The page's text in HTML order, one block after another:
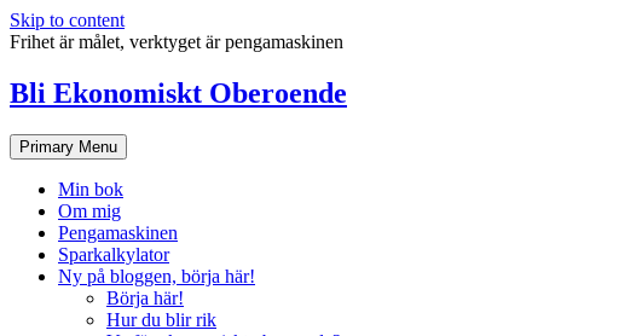
Skip to content
Frihet är målet, verktyget är pengamaskinen
Bli Ekonomiskt Oberoende
Primary Menu
Min bok
Om mig
Pengamaskinen
Sparkalkylator
Ny på bloggen, börja här!
Börja här!
Hur du blir rik